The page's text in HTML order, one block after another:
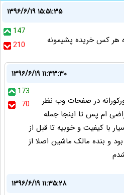
۱۳۹۶/۶/۱۹ ۱۵:۵۱:۳۵
147
210
هر کس خریده پشیمونه
۱۳۹۶/۶/۱۹ ۱۱:۳۳:۳۰
173
70
در صفحات وب نظر
ام پس تا اینجا جمله
با کیفیت و خوبیه تا قبل از
و بنده مالک ماشین اصلا از
۱۳۹۶/۶/۱۹ ۱۱:۳۵:۲۸